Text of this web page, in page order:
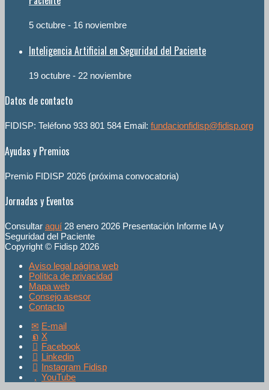
5 octubre - 16 noviembre
Inteligencia Artificial en Seguridad del Paciente
19 octubre - 22 noviembre
Datos de contacto
FIDISP: Teléfono 933 801 584 Email: fundacionfidisp@fidisp.org
Ayudas y Premios
Premio FIDISP 2026 (próxima convocatoria)
Jornadas y Eventos
Consultar aquí 28 enero 2026 Presentación Informe IA y
Seguridad del Paciente
Copyright © Fidisp 2026
Aviso legal página web
Política de privacidad
Mapa web
Consejo asesor
Contacto
E-mail
X
Facebook
Linkedin
Instagram Fidisp
YouTube